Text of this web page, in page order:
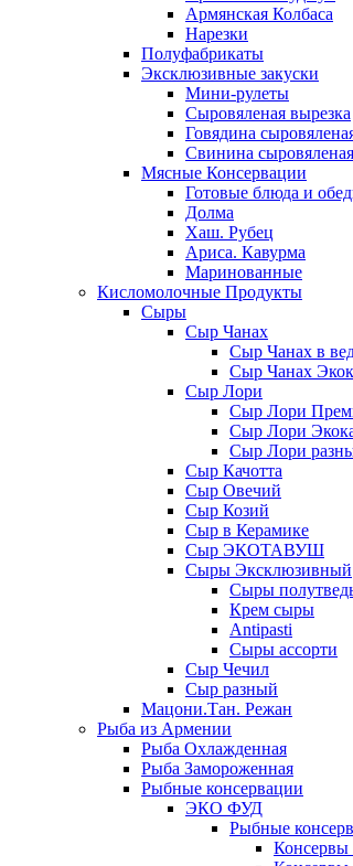
Армянская Колбаса
Нарезки
Полуфабрикаты
Эксклюзивные закуски
Мини-рулеты
Сыровяленая вырезка
Говядина
Свинина сыровяленая
Мясные Консервации
Готовые блюда и
Долма
Хаш. Рубец
Ариса. Кавурма
Маринованные
Кисломолочные Продукты
Сыры
Сыр Чанах
Сыр Чанах в
Сыр Чанах
Сыр Лори
Сыр Лори
Сыр Лори
Сыр Лори
Сыр Качотта
Сыр Овечий
Сыр Козий
Сыр в Керамике
Сыр ЭКОТАВУШ
Сыры Эксклюзивный
Сыры
Крем сыры
Antipasti
Сыры ассорти
Сыр Чечил
Сыр разный
Мацони.Тан. Режан
Рыба из Армении
Рыба Охлажденная
Рыба Замороженная
Рыбные консервации
ЭКО ФУД
Рыбные
Консервы